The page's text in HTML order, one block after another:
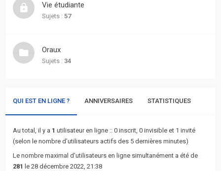
Recherche
avancée
L’équipe
Vie étudiante
Sujets : 57
Oraux
Sujets : 34
QUI EST EN LIGNE ? ANNIVERSAIRES STATISTIQUES
Au total, il y a 1 utilisateur en ligne :: 0 inscrit, 0 invisible et 1 invité
(selon le nombre d’utilisateurs actifs des 5 dernières minutes)
Le nombre maximal d’utilisateurs en ligne simultanément a été de
281 le 28 décembre 2022, 21:38